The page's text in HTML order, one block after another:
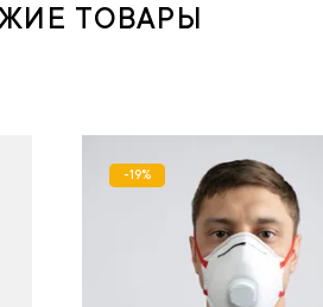
ТОВАРЫ
-19%
-19%